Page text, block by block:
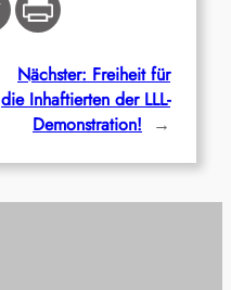
Nächster: Freiheit für
die Inhaftierten der LLL-
Demonstration!
→